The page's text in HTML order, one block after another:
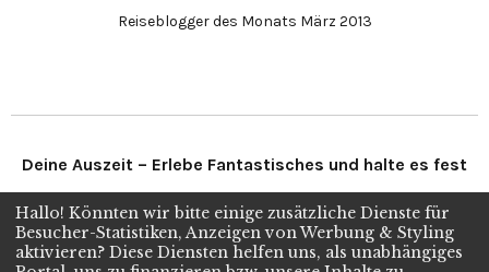
Reiseblogger des Monats März 2013
Deine Auszeit – Erlebe Fantastisches und halte es fest
Folge uns
Hallo! Könnten wir bitte einige zusätzliche Dienste für
Besucher-Statistiken, Anzeigen von Werbung & Styling
aktivieren? Diese Diensten helfen uns, als unabhängiges